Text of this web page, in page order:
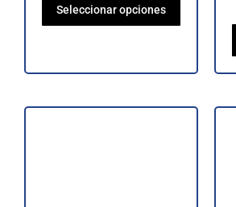
Seleccionar opciones